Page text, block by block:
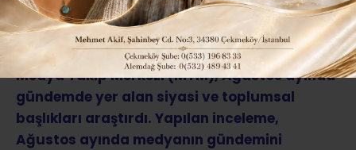
ABONE OL
Medya Takip Merkezi (MTM), Ağustos ayında
gündemde yer alan siyasi ve toplumsal
başlıkları araştırdı. Yapılan inceleme,
Ağustos ayında medyanın gündemini